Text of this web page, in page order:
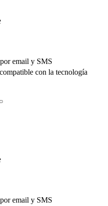
email y SMS
con la tecnología
email y SMS